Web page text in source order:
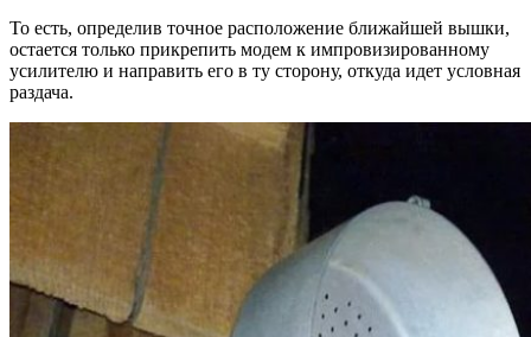
То есть, определив точное расположение ближайшей вышки,
остается только прикрепить модем к импровизированному
усилителю и направить его в ту сторону, откуда идет условная
раздача.